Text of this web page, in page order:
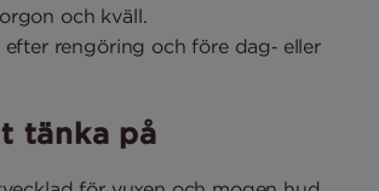
och kväll.
rengöring och före dag‑ eller
tänka på